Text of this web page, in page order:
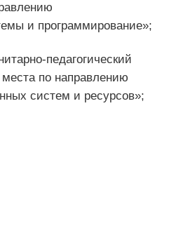
и программирование»;
педагогический
по направлению
систем и ресурсов»;